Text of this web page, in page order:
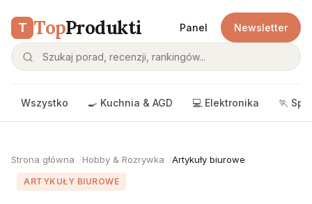
T TopProdukti Panel Newsletter
Wszystko 🍳 Kuchnia & AGD 💻 Elektronika 🏃
Strona główna Hobby & Rozrywka Artykuły biurowe
ARTYKUŁY BIUROWE